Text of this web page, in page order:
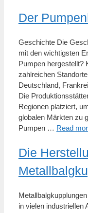
Der
Geschichte Die
mit den wichtigsten
Pumpen hergestellt?
zahlreichen
Deutschland,
Die
Regionen platziert,
globalen Märkten zu
Pumpen … Read
Die
in vielen industriellen